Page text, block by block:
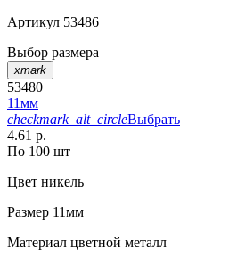
Артикул 53486
Выбор размера
xmark
53480
11мм
checkmark_alt_circleВыбрать
4.61 р.
По 100 шт
Цвет никель
Размер 11мм
Материал цветной металл